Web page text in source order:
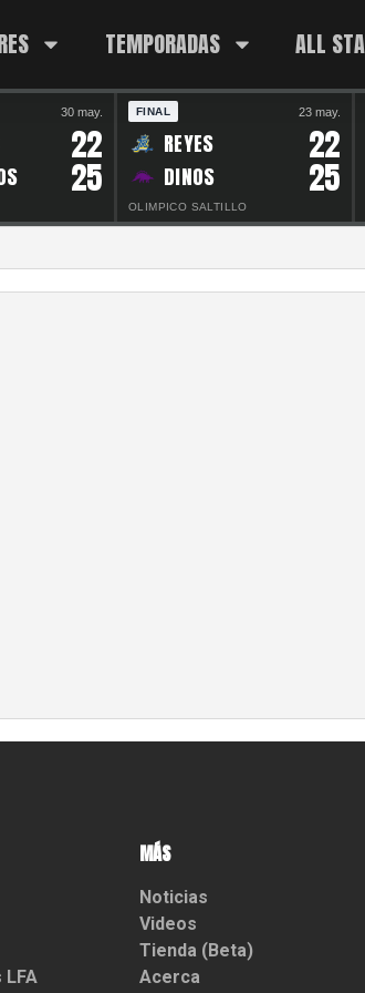
TEMPORADAS ALL
30 may.
22
25
FINAL 23 may.
REYES 22
DINOS 25
OLIMPICO SALTILLO
MÁS
Noticias
Videos
Tienda (Beta)
Acerca